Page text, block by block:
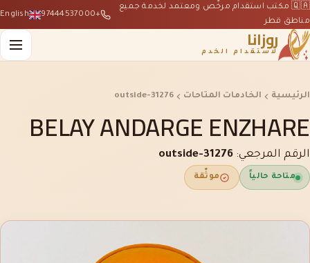
🇶🇦 مكتب استقدام مرخّص ومعتمد لخدمة جميع
مناطق قطر
+97444537000
English
روزانا
لاستقدام الخدم
الرئيسية الخادمات المتاحات outside-31276
BELAY ANDARGE ENZHARE
الرقم المرجعي: outside-31276
متاحة حالياً موثّقة